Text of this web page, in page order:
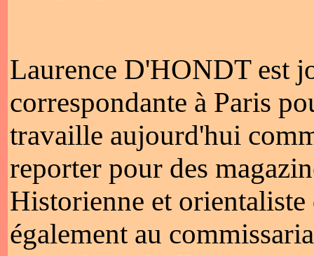
Laurence D'HONDT est
correspondante à Paris
travaille aujourd'hui
reporter pour des
Historienne et
également au